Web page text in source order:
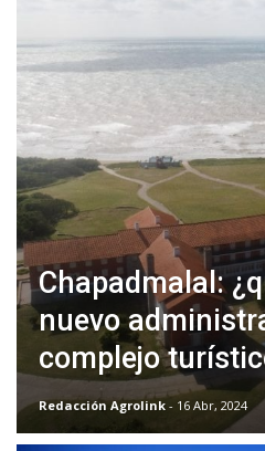
Chapadmalal:
nuevo
complejo
Redacción Agrolink - 16 Abr, 2024